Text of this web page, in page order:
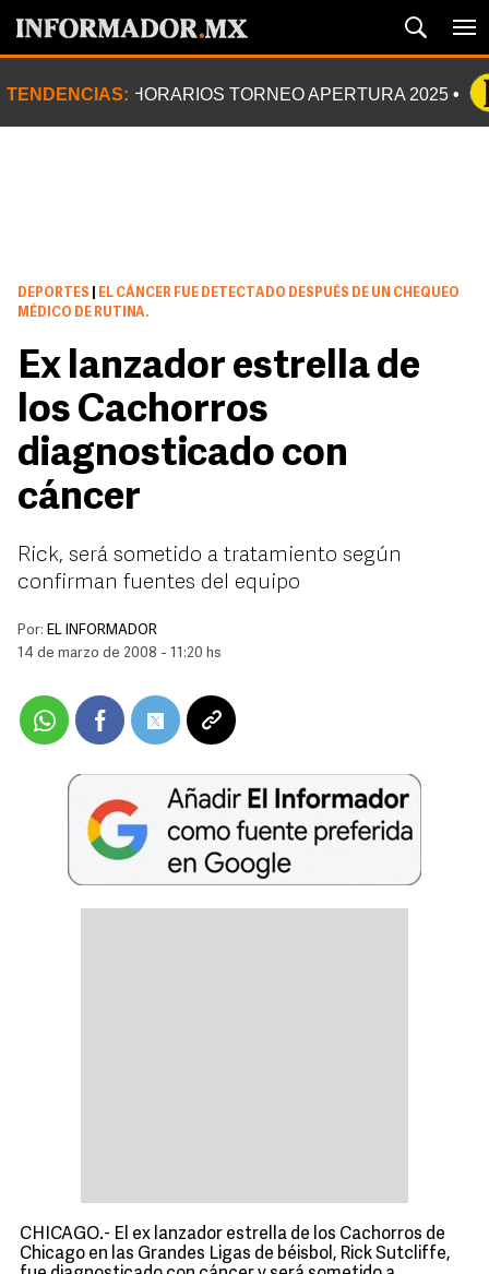
TENDENCIAS: HORARIOS TORNEO APERTURA 2025
DEPORTES
EL CÁNCER FUE DETECTADO DESPUÉS DE UN CHEQUEO
MÉDICO DE RUTINA.
Ex lanzador estrella de
los Cachorros
diagnosticado con
cáncer
Rick, será sometido a tratamiento según
confirman fuentes del equipo
Por: EL INFORMADOR
14 de marzo de 2008 - 11:20 hs
CHICAGO.- El ex lanzador estrella de los Cachorros de
Chicago en las Grandes Ligas de béisbol, Rick Sutcliffe,